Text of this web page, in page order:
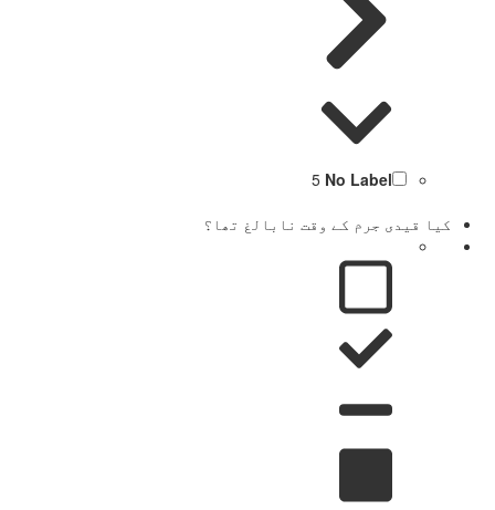
No Label
5
کیا قیدی جرم کے وقت نابالغ تھا؟